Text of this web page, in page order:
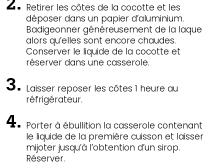
Retirer les côtes de la cocotte et les
déposer dans un papier d’aluminium.
Badigeonner généreusement de la laque
alors qu’elles sont encore chaudes.
Conserver le liquide de la cocotte et
réserver dans une casserole.
Laisser reposer les côtes 1 heure au
réfrigérateur.
Porter à ébullition la casserole contenant
le liquide de la première cuisson et laisser
mijoter jusqu’à l’obtention d’un sirop.
Réserver.